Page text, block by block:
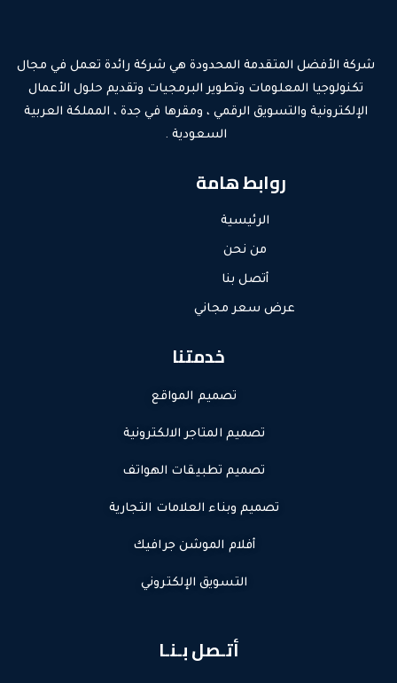
شركة الأفضل المتقدمة المحدودة هي شركة رائدة تعمل في مجال
تكنولوجيا المعلومات وتطوير البرمجيات وتقديم حلول الأعمال
الإلكترونية والتسويق الرقمي ، ومقرها في جدة ، المملكة العربية
السعودية .
روابط هامة
الرئيسية
من نحن
أتصل بنا
عرض سعر مجاني
خدمتنا
تصميم المواقع
تصميم المتاجر الالكترونية
تصميم تطبيقات الهواتف
تصميم وبناء العلامات التجارية
أفلام الموشن جرافيك
التسويق الإلكتروني
أتـصل بـنـا